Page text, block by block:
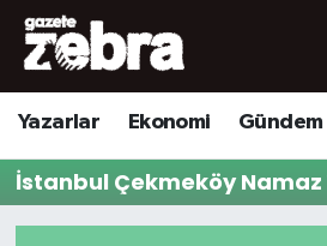
Yazarlar Ekonomi Gündem
İstanbul Çekmeköy
Yazarlar
Ekonomi
Kültür-Sanat
Nöbetçi Eczaneler
Hava Durumu
Trafik Durumu